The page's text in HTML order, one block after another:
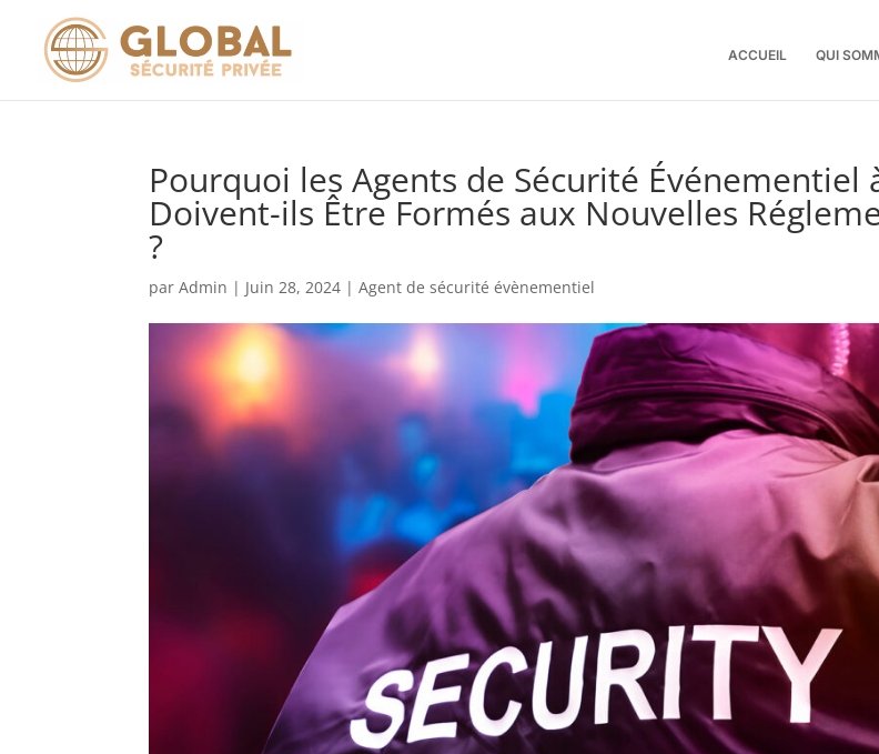
ACCUEIL QUI
Pourquoi les Agents de Sécurité Événementiel
Doivent-ils Être Formés aux Nouvelles
?
parAdmin | Juin 28, 2024 |Agent de sécurité évènementiel